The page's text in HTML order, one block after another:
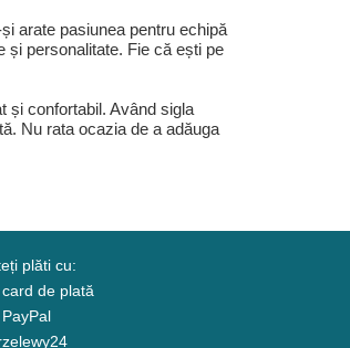
arate pasiunea pentru echipă
și personalitate. Fie că ești pe
și confortabil. Având sigla
Nu rata ocazia de a adăuga
plăti cu:
de plată
PayPal